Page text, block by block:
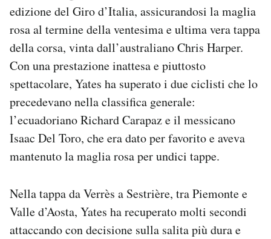
Area Personale
Newsletter
Notifiche mobile
Esci
edizione del Giro d’Italia, assicurandosi la maglia
rosa al termine della ventesima e ultima vera tappa
della corsa, vinta dall’australiano Chris Harper.
Con una prestazione inattesa e piuttosto
spettacolare, Yates ha superato i due ciclisti che lo
precedevano nella classifica generale:
l’ecuadoriano Richard Carapaz e il messicano
Isaac Del Toro, che era dato per favorito e aveva
mantenuto la maglia rosa per undici tappe.
Nella tappa da Verrès a Sestrière, tra Piemonte e
Valle d’Aosta, Yates ha recuperato molti secondi
attaccando con decisione sulla salita più dura e